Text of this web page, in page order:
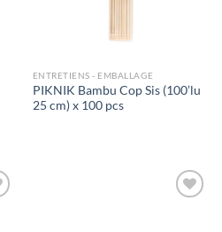
ENTRETIENS - EMBALLAGE
PIKNIK Bambu Cop Sis (100’lu
25 cm) x 100 pcs